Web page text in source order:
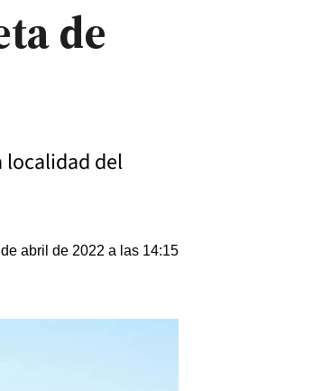
de
localidad del
abril de 2022 a las 14:15